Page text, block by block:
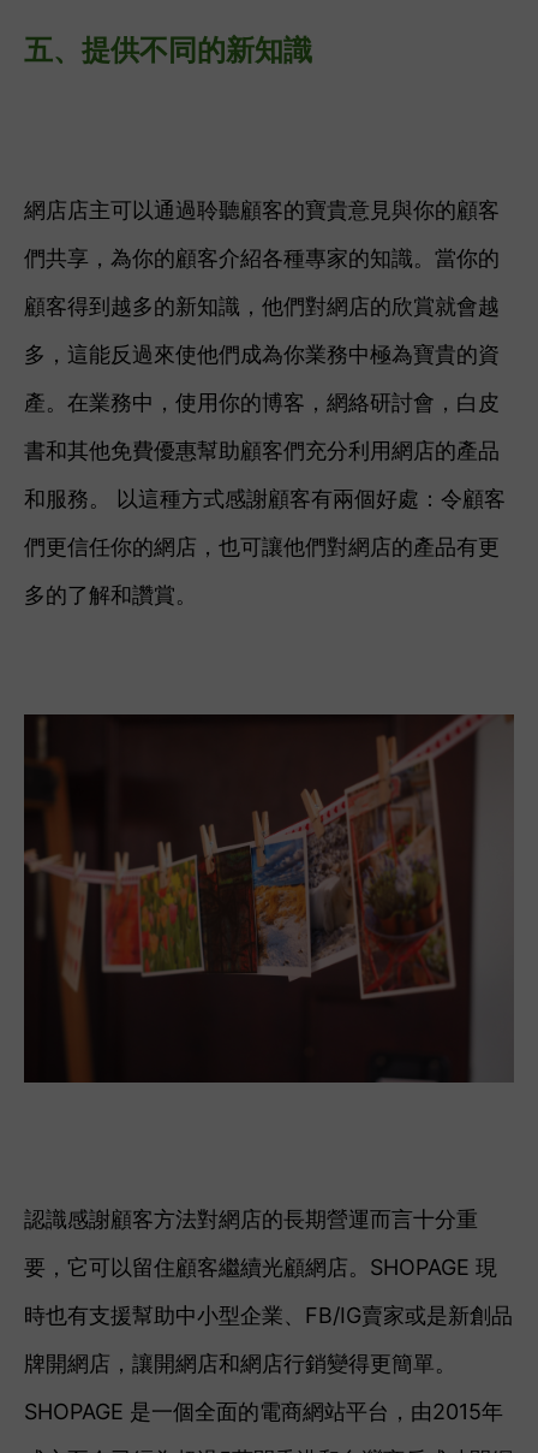
五、提供不同的新知識
網店店主可以通過聆聽顧客的寶貴意見與你的顧客
們共享，為你的顧客介紹各種專家的知識。當你的
顧客得到越多的新知識，他們對網店的欣賞就會越
多，這能反過來使他們成為你業務中極為寶貴的資
產。 在業務中，使用你的博客，網絡研討會，白皮
書和其他免費優惠幫助顧客們充分利用網店的產品
和服務。 以這種方式感謝顧客有兩個好處：令顧客
們更信任你的網店，也可讓他們對網店的產品有更
多的了解和讚賞。
認識感謝顧客方法對網店的長期營運而言十分重
要，它可以留住顧客繼續光顧網店。SHOPAGE 現
時也有支援幫助中小型企業、FB/IG賣家或是新創品
牌開網店，讓開網店和網店行銷變得更簡單。
SHOPAGE 是一個全面的電商網站平台，由2015年